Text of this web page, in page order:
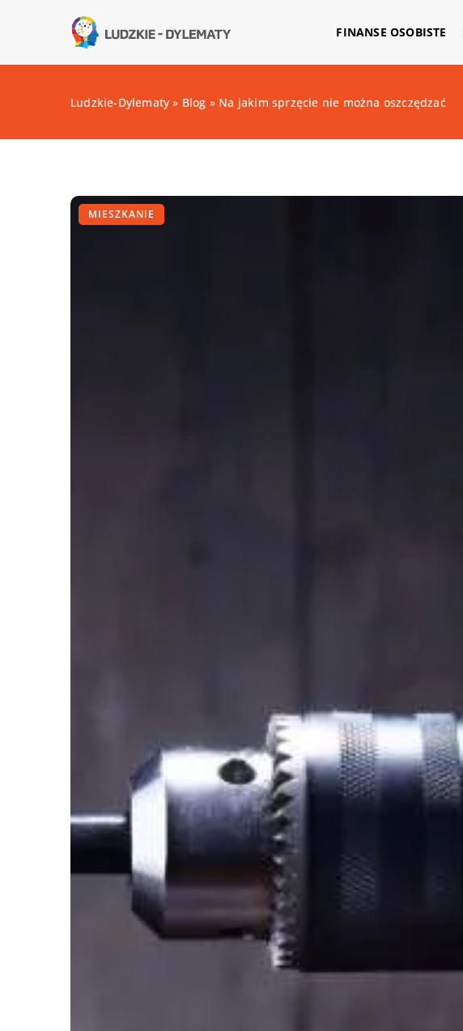
FINANSE OSOBISTE
Ludzkie-Dylematy » Blog » Na jakim sprzęcie nie można oszczędzać
MIESZKANIE